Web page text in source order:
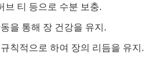
브 티 등으로 수분 보충.
을 통해 장 건강을 유지.
칙적으로 하여 장의 리듬을 유지.